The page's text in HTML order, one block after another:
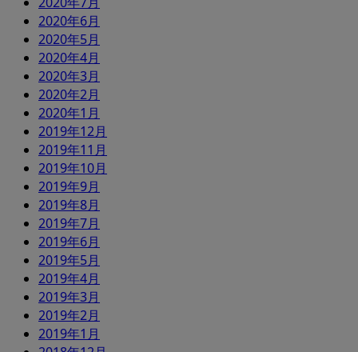
2020年6月
2020年5月
2020年4月
2020年3月
2020年2月
2020年1月
2019年12月
2019年11月
2019年10月
2019年9月
2019年8月
2019年7月
2019年6月
2019年5月
2019年4月
2019年3月
2019年2月
2019年1月